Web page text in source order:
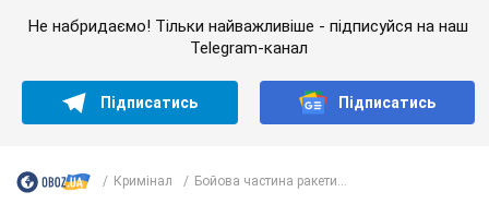
Не набридаємо! Тільки найважливіше - підписуйся на наш
Telegram-канал
Підписатись Підписатись
Кримінал Бойова частина ракети...